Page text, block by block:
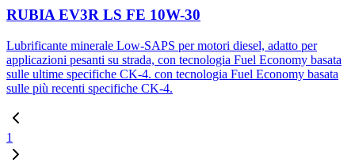
RUBIA EV3R LS FE 10W-30
Lubrificante minerale Low-SAPS per motori diesel, adatto per
applicazioni pesanti su strada, con tecnologia Fuel Economy basata
sulle ultime specifiche CK-4. con tecnologia Fuel Economy basata
sulle più recenti specifiche CK-4.
1